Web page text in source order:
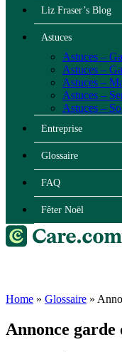
Liz Fraser’s Blog
Astuces
Astuces –
Astuces –
Astuces –
Astuces –
Astuces –
Entreprise
Glossaire
FAQ
Fêter Noël
Home » Glossaire »
Annonce garde